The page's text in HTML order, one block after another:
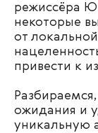
режиссёра
некоторые
от
привести к
ожидания и
уникальную